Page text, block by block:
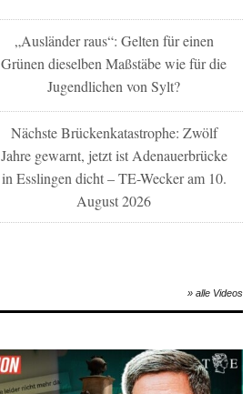
„Ausländer raus“: Gelten für einen
Grünen dieselben Maßstäbe wie für die
Jugendlichen von Sylt?
Nächste Brückenkatastrophe: Zwölf
Jahre gewarnt, jetzt ist Adenauerbrücke
in Esslingen dicht – TE-Wecker am 10.
August 2026
» alle Videos